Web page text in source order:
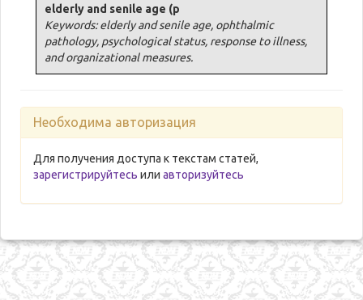
elderly and senile age (p
Keywords: elderly and senile age, ophthalmic
pathology, psychological status, response to illness,
and organizational measures.
Необходима авторизация
Для получения доступа к текстам статей,
зарегистрируйтесь или авторизуйтесь